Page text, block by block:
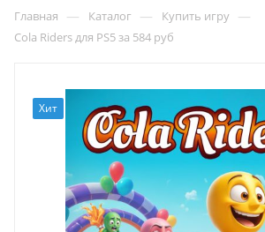
Главная — Каталог — Купить игру —
Cola Riders для PS5 за 584 руб
Хит